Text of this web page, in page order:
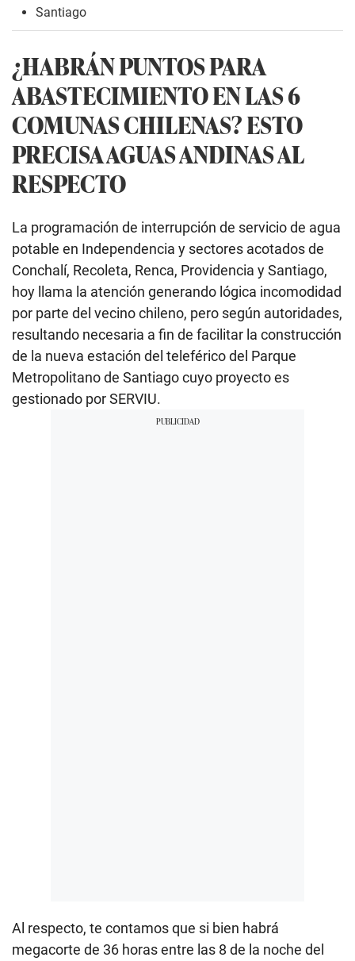
Santiago
¿HABRÁN PUNTOS PARA
ABASTECIMIENTO EN LAS 6
COMUNAS CHILENAS? ESTO
PRECISA AGUAS ANDINAS AL
RESPECTO
La programación de interrupción de servicio de agua
potable en Independencia y sectores acotados de
Conchalí, Recoleta, Renca, Providencia y Santiago,
hoy llama la atención generando lógica incomodidad
por parte del vecino chileno, pero según autoridades,
resultando necesaria a fin de facilitar la construcción
de la nueva estación del teleférico del Parque
Metropolitano de Santiago cuyo proyecto es
gestionado por SERVIU.
Al respecto, te contamos que si bien habrá
megacorte de 36 horas entre las 8 de la noche del